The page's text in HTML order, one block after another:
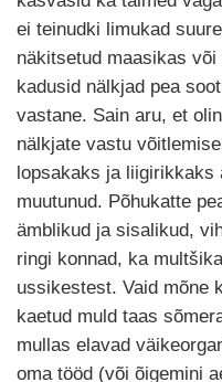
ei teinudki limukad
näkitsetud maasikas
kadusid nälkjad pea
vastane. Sain aru, et
nälkjate vastu
lopsakaks ja liigirikkaks
muutunud. Põhukatte
ämblikud ja sisalikud,
ringi konnad, ka
ussikestest. Vaid mõne
kaetud muld taas
mullas elavad
oma tööd (või õigemini